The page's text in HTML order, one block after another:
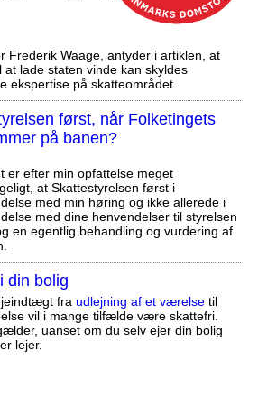
Frederik Waage, antyder i artiklen, at
lade staten vinde kan skyldes
ekspertise på skatteområdet.
først, når Folketingets
på banen?
er efter min opfattelse meget
at Skattestyrelsen først i
med min høring og ikke allerede i
med dine henvendelser til styrelsen
en egentlig behandling og vurdering af
din bolig
fra udlejning af et værelsetil
vil i mange tilfælde være skattefri.
uanset om du selv ejer din bolig
lejer.